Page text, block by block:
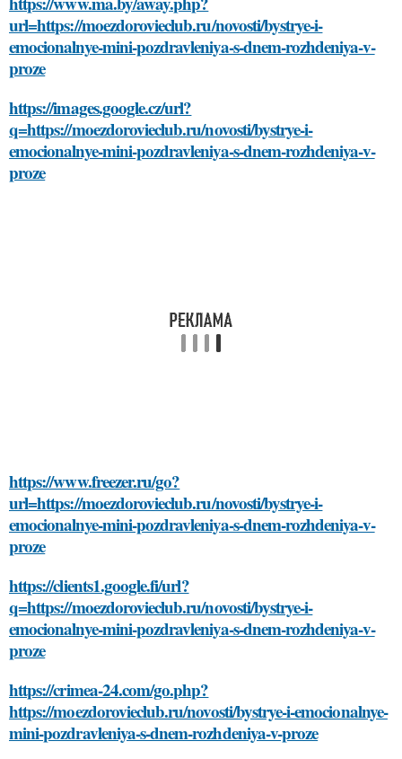
url=https://moezdorovieclub.ru/novosti/bystrye-i-
emocionalnye-mini-pozdravleniya-s-dnem-rozhdeniya-v-
proze
https://images.google.cz/url?
q=https://moezdorovieclub.ru/novosti/bystrye-i-
emocionalnye-mini-pozdravleniya-s-dnem-rozhdeniya-v-
proze
https://www.freezer.ru/go?
url=https://moezdorovieclub.ru/novosti/bystrye-i-
emocionalnye-mini-pozdravleniya-s-dnem-rozhdeniya-v-
proze
https://clients1.google.fi/url?
q=https://moezdorovieclub.ru/novosti/bystrye-i-
emocionalnye-mini-pozdravleniya-s-dnem-rozhdeniya-v-
proze
https://crimea-24.com/go.php?
https://moezdorovieclub.ru/novosti/bystrye-i-emocionalnye-
mini-pozdravleniya-s-dnem-rozhdeniya-v-proze